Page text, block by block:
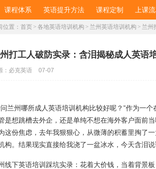
课程体系 英语提升方法 课程定制 上课
位置： 首页 > 各地英语培训机构 > 兰州英语培训机构 > 兰州
打工人破防实录：含泪揭秘成人英语
： 必克英语 07-07
问兰州哪所成人英语培训机构比较好呢？”作为一
是想跳槽去外企，还是单纯不想在海外客户面前
这份焦虑，去年我狠狠心，从微薄的积蓄里掏了
构。结果现实直接给我浇了一盆冰水，今天含泪
线下英语培训踩坑实录：花着大价钱，当着背景板